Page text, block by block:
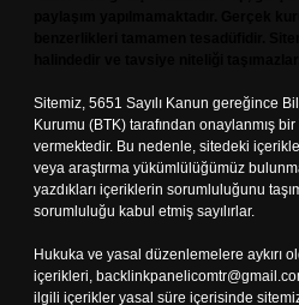
Sitemiz, 5651 Sayılı Kanun gereğince
Kurumu (BTK) tarafından onaylanmış
vermektedir. Bu nedenle, sitedeki
veya araştırma yükümlülüğümüz
yazdıkları içeriklerin sorumluluğunu
sorumluluğu kabul etmiş sayılırlar.
Hukuka ve yasal düzenlemelere aykırı
içerikleri,
ilgili içerikler yasal süre içerisinde